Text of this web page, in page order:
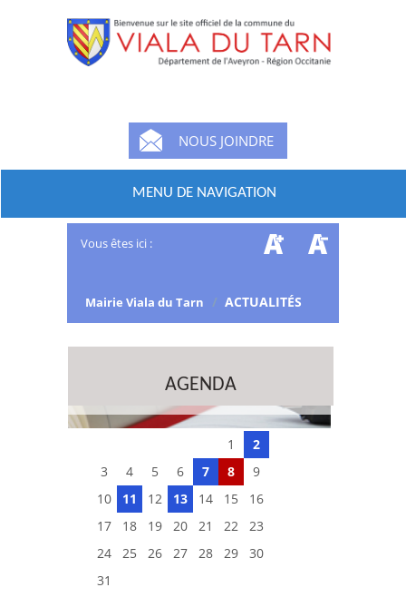
NOUS JOINDRE
MENU DE NAVIGATION
Vous êtes ici :
Mairie Viala du Tarn / ACTUALITÉS
AGENDA
1
2
3
4 5 6 7 8
9
10
11 12 13 14 15
16
17
18 19 20 21 22
23
24
25 26 27 28 29
30
31